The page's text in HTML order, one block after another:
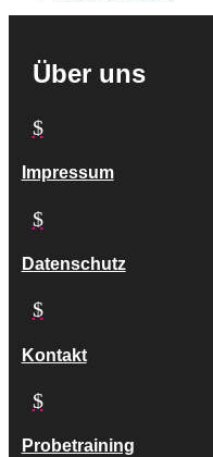
Über uns
$
Impressum
$
Datenschutz
$
Kontakt
$
Probetraining